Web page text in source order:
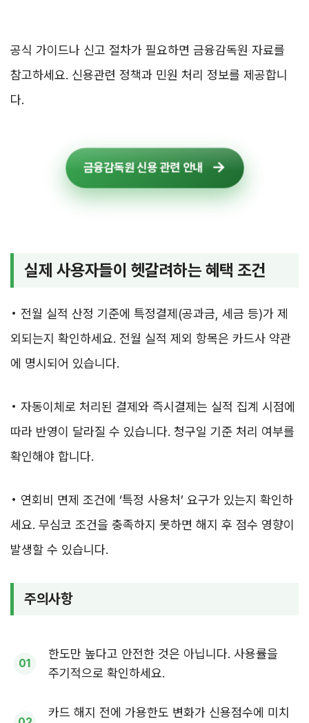
공식 가이드나 신고 절차가 필요하면 금융감독원 자료를
참고하세요. 신용관련 정책과 민원 처리 정보를 제공합니
다.
금융감독원 신용 관련 안내
실제 사용자들이 헷갈려하는 혜택 조건
• 전월 실적 산정 기준에 특정결제(공과금, 세금 등)가 제
외되는지 확인하세요. 전월 실적 제외 항목은 카드사 약관
에 명시되어 있습니다.
• 자동이체로 처리된 결제와 즉시결제는 실적 집계 시점에
따라 반영이 달라질 수 있습니다. 청구일 기준 처리 여부를
확인해야 합니다.
• 연회비 면제 조건에 ‘특정 사용처’ 요구가 있는지 확인하
세요. 무심코 조건을 충족하지 못하면 해지 후 점수 영향이
발생할 수 있습니다.
주의사항
한도만 높다고 안전한 것은 아닙니다. 사용률을
주기적으로 확인하세요.
카드 해지 전에 가용한도 변화가 신용점수에 미치